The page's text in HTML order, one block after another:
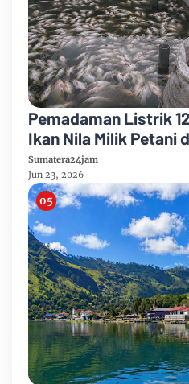
Pemadaman Listrik
Ikan Nila Milik Petani
Sumatera24jam
Jun 23, 2026